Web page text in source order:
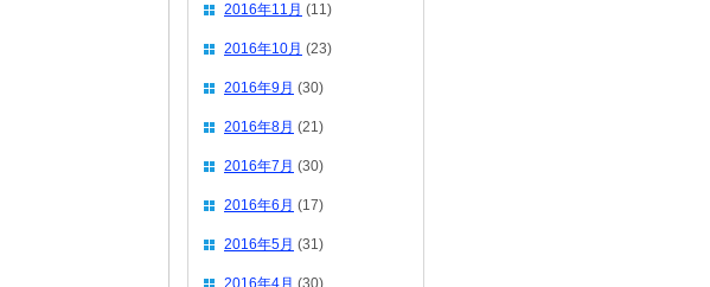
2016年11月 (11)
2016年10月 (23)
2016年9月 (30)
2016年8月 (21)
2016年7月 (30)
2016年6月 (17)
2016年5月 (31)
2016年4月 (30)